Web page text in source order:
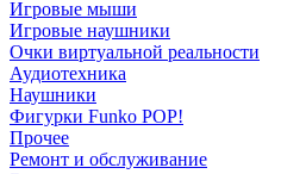
Игровые мыши
Игровые наушники
Очки виртуальной реальности
Аудиотехника
Наушники
Фигурки Funko POP!
Прочее
Ремонт и обслуживание